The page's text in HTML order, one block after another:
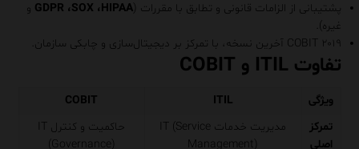
پشتیبانی از الزامات قانونی و تطابق با مقررات (GDPR ،SOX ،HIPAA و
غیره).
COBIT ۲۰۱۹ آخرین نسخه، با تمرکز بر دیجیتال‌سازی و چابکی سازمان.
تفاوت ITIL و COBIT
ویژگی ITIL
COBIT
تمرکز
اصلی
مدیریت خدمات IT (Service
Management)
حاکمیت و کنترل IT
(Governance)